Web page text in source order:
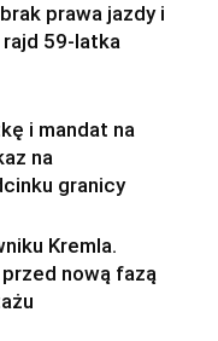
prawa jazdy i
59-latka
i mandat na
na
granicy
Kremla.
nową fazą